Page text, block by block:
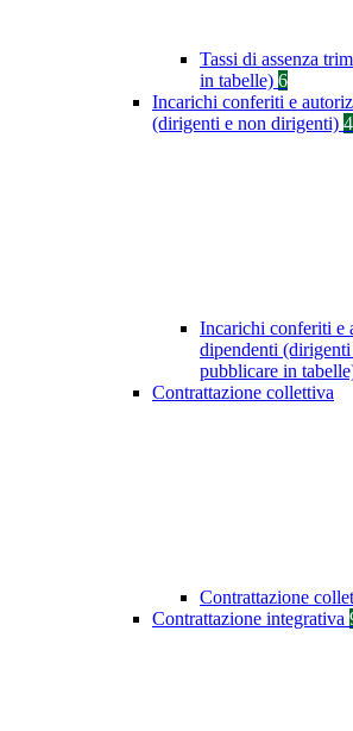
Tassi di assenza
in tabelle) 6
Incarichi conferiti e
(dirigenti e non dirigenti)
Incarichi conferiti e
dipendenti
pubblicare in
Contrattazione collettiva
Contrattazione
Contrattazione integrativa